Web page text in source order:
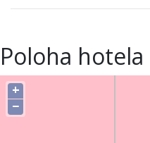
Poloha hotela
+
−